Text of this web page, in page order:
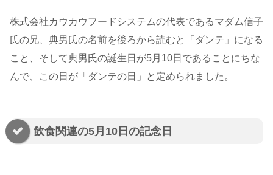
株式会社カウカウフードシステムの代表であるマダム信子
氏の兄、典男氏の名前を後ろから読むと「ダンテ」になる
こと、そして典男氏の誕生日が5月10日であることにちな
んで、この日が「ダンテの日」と定められました。
飲食関連の5月10日の記念日